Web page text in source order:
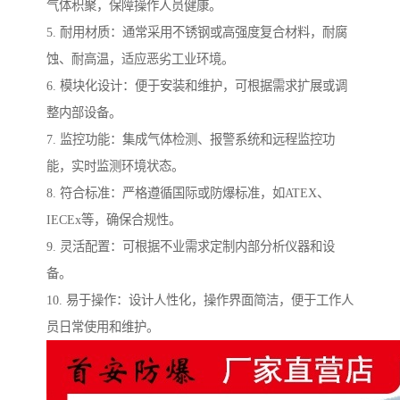
气体积聚，保障操作人员健康。
5. 耐用材质：通常采用不锈钢或高强度复合材料，耐腐
蚀、耐高温，适应恶劣工业环境。
6. 模块化设计：便于安装和维护，可根据需求扩展或调
整内部设备。
7. 监控功能：集成气体检测、报警系统和远程监控功
能，实时监测环境状态。
8. 符合标准：严格遵循国际或防爆标准，如ATEX、
IECEx等，确保合规性。
9. 灵活配置：可根据不业需求定制内部分析仪器和设
备。
10. 易于操作：设计人性化，操作界面简洁，便于工作人
员日常使用和维护。